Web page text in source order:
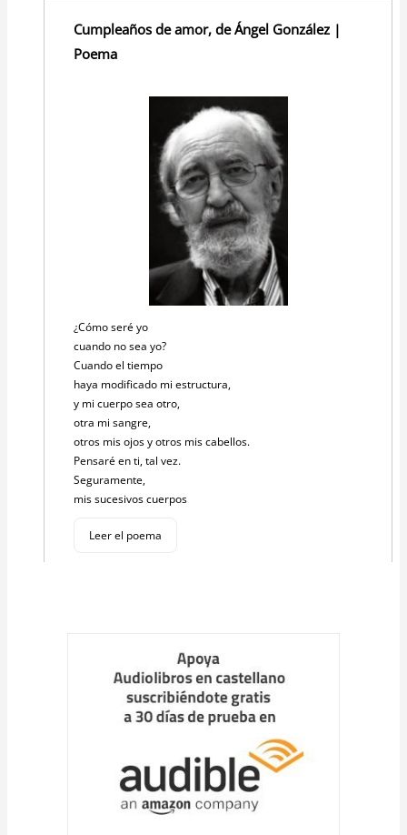
Cumpleaños de amor, de Ángel González |
Poema
¿Cómo seré yo
cuando no sea yo?
Cuando el tiempo
haya modificado mi estructura,
y mi cuerpo sea otro,
otra mi sangre,
otros mis ojos y otros mis cabellos.
Pensaré en ti, tal vez.
Seguramente,
mis sucesivos cuerpos
Leer el poema